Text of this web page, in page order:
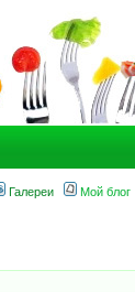
Галереи Мой блог